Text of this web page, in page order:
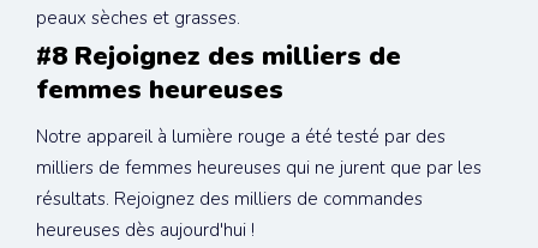
peaux sèches et grasses.
#8 Rejoignez des milliers de
femmes heureuses
Notre appareil à lumière rouge a été testé par des
milliers de femmes heureuses qui ne jurent que par les
résultats. Rejoignez des milliers de commandes
heureuses dès aujourd'hui !